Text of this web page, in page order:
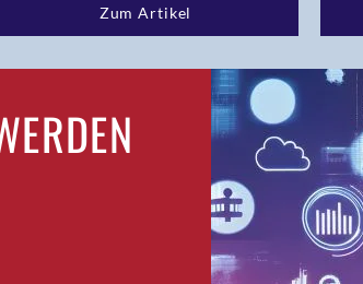
Bolligen
Bonaduz
Bonstetten
Bottighofen
Bremgarten
Brig-Glis
Zum Artikel